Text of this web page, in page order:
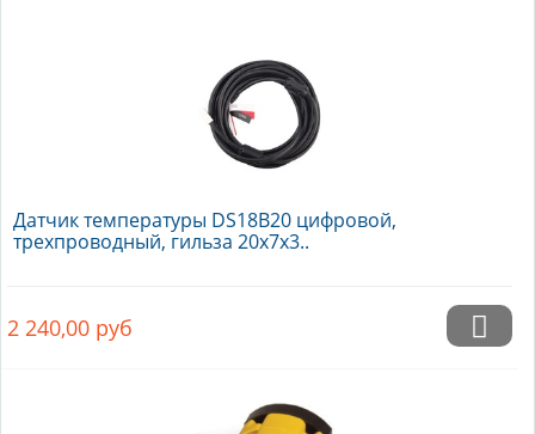
Датчик температуры DS18B20 цифровой,
трехпроводный, гильза 20х7х3..
2 240,00 руб